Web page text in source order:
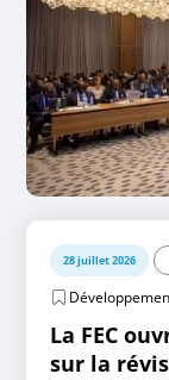
28 juillet 2026
La FEC
sur la